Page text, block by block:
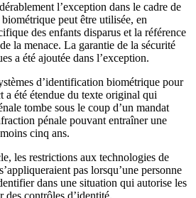
l’exception dans le cadre de
peut être utilisée, en
des enfants disparus et la référence
de la menace. La garantie de la sécurité
a été ajoutée dans l’exception.
d’identification biométrique pour
a été étendue du texte original qui
tombe sous le coup d’un mandat
pénale pouvant entraîner une
cinq ans.
les restrictions aux technologies de
pas lorsqu’une personne
dans une situation qui autorise les